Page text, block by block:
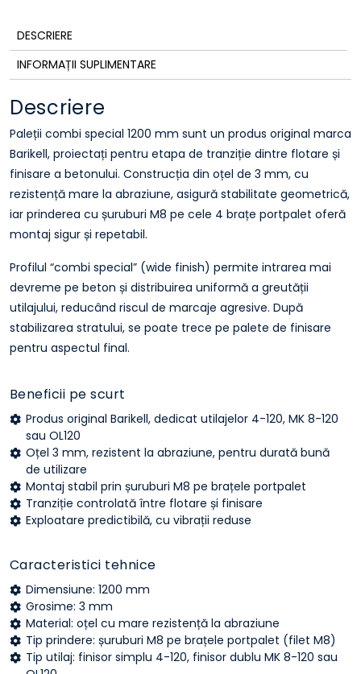
DESCRIERE
INFORMAȚII SUPLIMENTARE
Descriere
Paleții combi special 1200 mm sunt un produs original marca
Barikell, proiectați pentru etapa de tranziție dintre flotare și
finisare a betonului. Construcția din oțel de 3 mm, cu
rezistență mare la abraziune, asigură stabilitate geometrică,
iar prinderea cu șuruburi M8 pe cele 4 brațe portpalet oferă
montaj sigur și repetabil.
Profilul “combi special” (wide finish) permite intrarea mai
devreme pe beton și distribuirea uniformă a greutății
utilajului, reducând riscul de marcaje agresive. După
stabilizarea stratului, se poate trece pe palete de finisare
pentru aspectul final.
Beneficii pe scurt
Produs original Barikell, dedicat utilajelor 4-120, MK 8-120
sau OL120
Oțel 3 mm, rezistent la abraziune, pentru durată bună
de utilizare
Montaj stabil prin șuruburi M8 pe brațele portpalet
Tranziție controlată între flotare și finisare
Exploatare predictibilă, cu vibrații reduse
Caracteristici tehnice
Dimensiune: 1200 mm
Grosime: 3 mm
Material: oțel cu mare rezistență la abraziune
Tip prindere: șuruburi M8 pe brațele portpalet (filet M8)
Tip utilaj: finisor simplu 4-120, finisor dublu MK 8-120 sau